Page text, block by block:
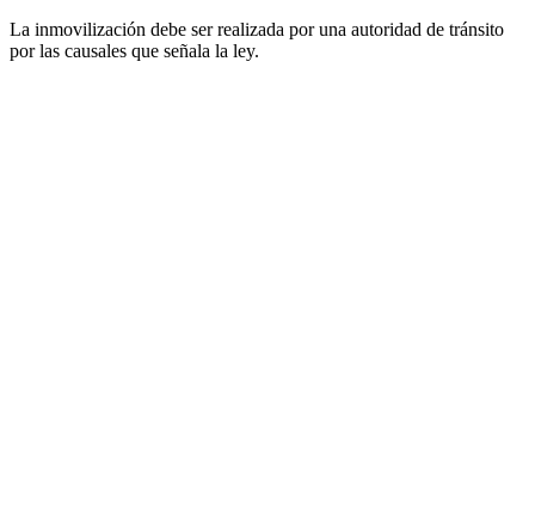
La inmovilización debe ser realizada por una autoridad de tránsito
por las causales que señala la ley.